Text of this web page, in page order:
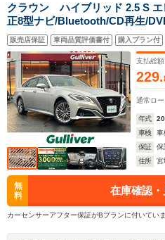
クラウン ハイブリッド 2.5 S
正8型ナビ/Bluetooth/CD再生/
トインETCパーキングアシスト/
ロール/衝突軽減ブレーキ/オート
ーダー/パワーシート/ハーフレザ
販売店保証 車両品質評価書付 購入プラン付
支払総額
229.
通常ロー
年式
車検
車
保証
保
住所
宮
無
料
在庫確認
カーセンサーアフター保証がBプランに付いてい